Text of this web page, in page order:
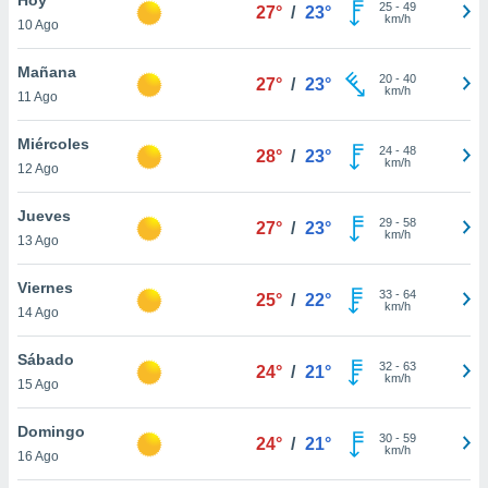
en
más
nuestra
de
cookies
aceptar
10 Ago
27° / 23° 25- 49
km/h
Mañana
11 Ago
27° / 23° 20- 40
km/h
Miércoles
12 Ago
28° / 23° 24- 48
km/h
Jueves
13 Ago
27° / 23° 29- 58
km/h
Viernes
14 Ago
25° / 22° 33- 64
km/h
Sábado
15 Ago
24° / 21° 32- 63
km/h
Domingo
16 Ago
24° / 21° 30- 59
km/h